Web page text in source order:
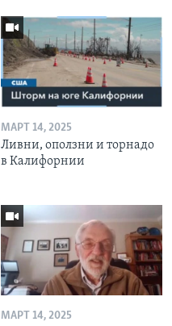
МАРТ 14, 2025
Ливни, оползни и торнадо
в Калифорнии
МАРТ 14, 2025